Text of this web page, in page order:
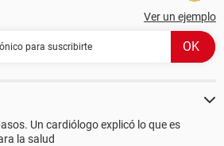
Ver un ejemplo
Un cardiólogo explicó lo que es
la salud